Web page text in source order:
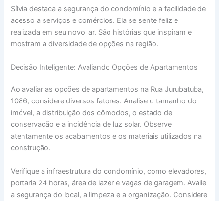
Sílvia destaca a segurança do condomínio e a facilidade de
acesso a serviços e comércios. Ela se sente feliz e
realizada em seu novo lar. São histórias que inspiram e
mostram a diversidade de opções na região.
Decisão Inteligente: Avaliando Opções de Apartamentos
Ao avaliar as opções de apartamentos na Rua Jurubatuba,
1086, considere diversos fatores. Analise o tamanho do
imóvel, a distribuição dos cômodos, o estado de
conservação e a incidência de luz solar. Observe
atentamente os acabamentos e os materiais utilizados na
construção.
Verifique a infraestrutura do condomínio, como elevadores,
portaria 24 horas, área de lazer e vagas de garagem. Avalie
a segurança do local, a limpeza e a organização. Considere